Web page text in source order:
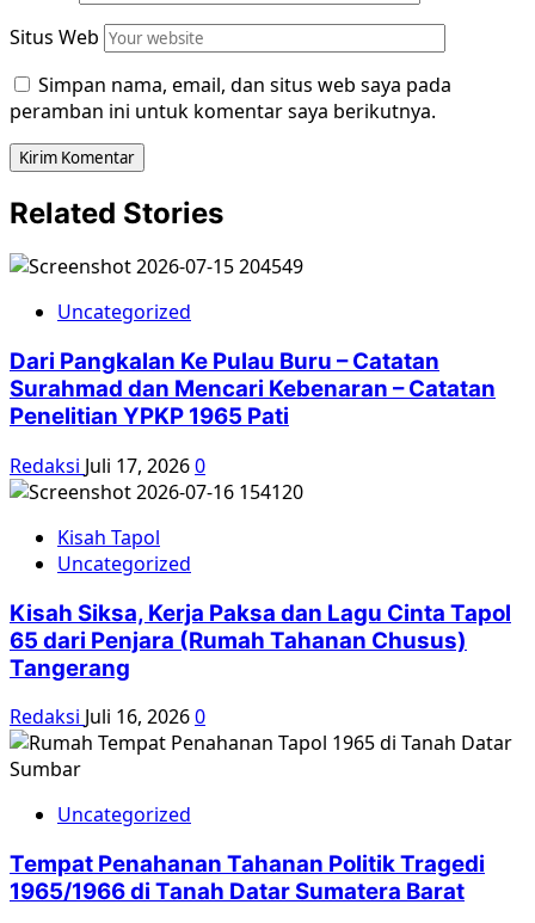
Situs Web
Simpan nama, email, dan situs web saya pada
peramban ini untuk komentar saya berikutnya.
Related Stories
Uncategorized
Dari Pangkalan Ke Pulau Buru – Catatan
Surahmad dan Mencari Kebenaran – Catatan
Penelitian YPKP 1965 Pati
Redaksi Juli 17, 20260
Kisah Tapol
Uncategorized
Kisah Siksa, Kerja Paksa dan Lagu Cinta Tapol
65 dari Penjara (Rumah Tahanan Chusus)
Tangerang
Redaksi Juli 16, 20260
Uncategorized
Tempat Penahanan Tahanan Politik Tragedi
1965/1966 di Tanah Datar Sumatera Barat